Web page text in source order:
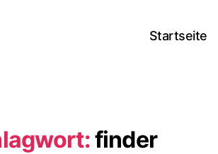
Startseite
finder